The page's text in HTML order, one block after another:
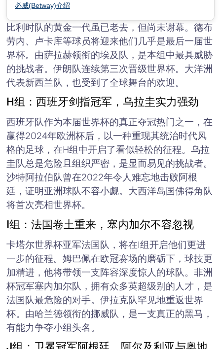
必威(Betway)介绍
比利时队的黄金一代虽已老去，但尚未谢幕。德布
劳内、卢卡库等球员将迎来他们几乎是最后一届世
界杯。由萨拉赫领衔的埃及队，是本组中最具威胁
的挑战者。伊朗队连续第三次晋级世界杯。大洋洲
代表新西兰队，也受到了全球舞台的欢迎。
H组：西班牙剑指冠军，乌拉圭实力强劲
西班牙队作为本届世界杯的真正夺冠热门之一，在
赢得2024年欧洲杯后，以一种重现其统治时代风
格的足球，在H组中开启了看似轻松的征程。乌拉
圭队总是危险且组织严密，是显而易见的挑战者。
沙特阿拉伯队曾在2022年令人难忘地击败阿根
廷，证明亚洲球队不容小觑。大西洋岛国佛得角队
将首次亮相世界杯。
I组：法国卷土重来，塞内加尔不容忽视
卡塔尔世界杯亚军法国队，将在I组开启他们更进
一步的征程。姆巴佩在欧冠赛场的磨砺下，球技更
加精进，他将带领一支阵容深度惊人的球队。非洲
杯冠军塞内加尔队，拥有众多英超级别的人才，是
法国队最危险的对手。伊拉克队罕见地重返世界
杯。由哈兰德领衔的挪威队，是一支真正的黑马，
有能力争夺小组头名。